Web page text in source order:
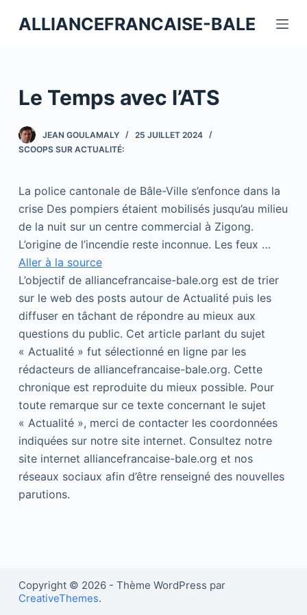
a
e
u
n
e
n
u
ALLIANCEFRANCAISE-BALE
Le Temps avec l’ATS
JEAN GOULAMALY
25 JUILLET 2024
SCOOPS SUR ACTUALITÉ:
La police cantonale de Bâle-Ville s’enfonce dans la
crise Des pompiers étaient mobilisés jusqu’au milieu
de la nuit sur un centre commercial à Zigong.
L’origine de l’incendie reste inconnue. Les feux …
Aller à la source
L’objectif de alliancefrancaise-bale.org est de trier
sur le web des posts autour de Actualité puis les
diffuser en tâchant de répondre au mieux aux
questions du public. Cet article parlant du sujet
« Actualité » fut sélectionné en ligne par les
rédacteurs de alliancefrancaise-bale.org. Cette
chronique est reproduite du mieux possible. Pour
toute remarque sur ce texte concernant le sujet
« Actualité », merci de contacter les coordonnées
indiquées sur notre site internet. Consultez notre
site internet alliancefrancaise-bale.org et nos
réseaux sociaux afin d’être renseigné des nouvelles
parutions.
Copyright © 2026 - Thème WordPress par
CreativeThemes.